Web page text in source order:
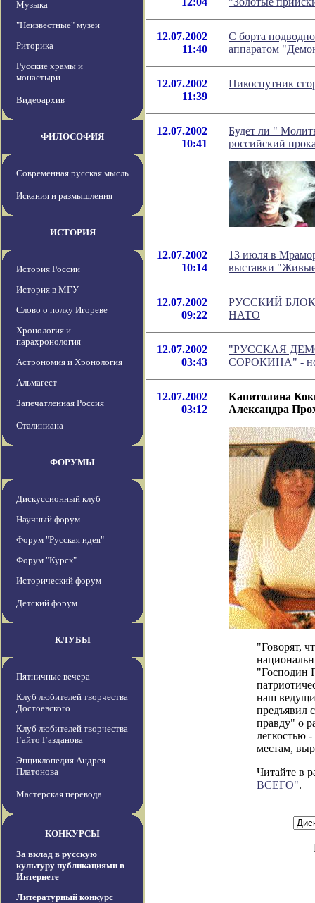
Музыка
"Неизвестные" музеи
Риторика
Русские храмы и
монастыри
Видеоархив
ФИЛОСОФИЯ
Современная русская мысль
Искания и размышления
ИСТОРИЯ
История России
История в МГУ
Слово о полку Игореве
Хронология и
парахронология
Астрономия и Хронология
Альмагест
Запечатленная Россия
Сталиниана
ФОРУМЫ
Дискуссионный клуб
Научный форум
Форум "Русская идея"
Форум "Курск"
Исторический форум
Детский форум
КЛУБЫ
Пятничные вечера
Клуб любителей творчества
Достоевского
Клуб любителей творчества
Гайто Газданова
Энциклопедия Андрея
Платонова
Мастерская перевода
КОНКУРСЫ
За вклад в русскую
культуру публикациями в
Интернете
Литературный конкурс
12.07.2002
11:40
С борта
аппаратом
12.07.2002
11:39
Пикоспутник
12.07.2002
10:41
Будет ли "
российский
12.07.2002
10:14
13 июля в
выставки "Живые
12.07.2002
09:22
РУССКИЙ
НАТО
12.07.2002
03:43
"РУССКАЯ
СОРОКИНА" -
12.07.2002
03:12
Капитолина
Александра
"Говорят,
"Господин
наш
предъявил
правду" о
легкостью
местам,
Читайте в
ВСЕГО".